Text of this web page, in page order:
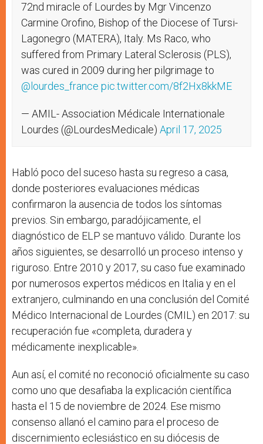
72nd miracle of Lourdes by Mgr Vincenzo
Carmine Orofino, Bishop of the Diocese of Tursi-
Lagonegro (MATERA), Italy. Ms Raco, who
suffered from Primary Lateral Sclerosis (PLS),
was cured in 2009 during her pilgrimage to
@lourdes_france pic.twitter.com/8f2Hx8kkME
— AMIL- Association Médicale Internationale
Lourdes (@LourdesMedicale) April 17, 2025
Habló poco del suceso hasta su regreso a casa,
donde posteriores evaluaciones médicas
confirmaron la ausencia de todos los síntomas
previos. Sin embargo, paradójicamente, el
diagnóstico de ELP se mantuvo válido. Durante los
años siguientes, se desarrolló un proceso intenso y
riguroso. Entre 2010 y 2017, su caso fue examinado
por numerosos expertos médicos en Italia y en el
extranjero, culminando en una conclusión del Comité
Médico Internacional de Lourdes (CMIL) en 2017: su
recuperación fue «completa, duradera y
médicamente inexplicable».
Aun así, el comité no reconoció oficialmente su caso
como uno que desafiaba la explicación científica
hasta el 15 de noviembre de 2024. Ese mismo
consenso allanó el camino para el proceso de
discernimiento eclesiástico en su diócesis de